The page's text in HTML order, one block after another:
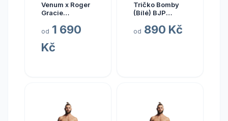
Venum x Roger
Gracie
Fightshorts -
XS
od 1 690
Kč
Tričko Bomby
(Bílé) BJP
od 890 Kč